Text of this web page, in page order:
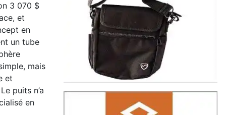
3 070 $
et
en
un tube
mais
et
puits n’a
en